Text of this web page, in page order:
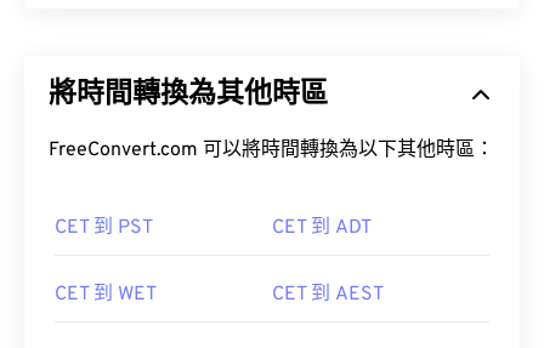
將時間轉換為其他時區
FreeConvert.com 可以將時間轉換為以下其他時區：
CET 到 PST CET 到 ADT
CET 到 WET CET 到 AEST